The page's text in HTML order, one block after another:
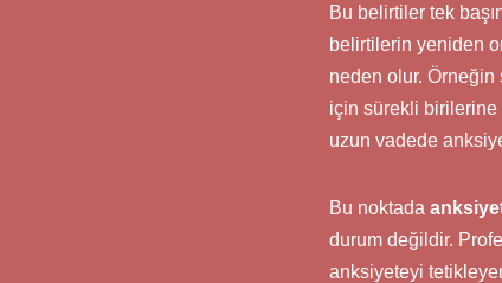
Bu belirtiler tek
belirtilerin yeniden
neden olur. Örneğin
için sürekli birilerine
uzun vadede
Bu noktada
durum değildir.
anksiyeteyi